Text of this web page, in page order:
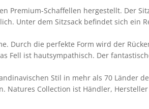
Premium-Schaffellen hergestellt. Der
Unter dem Sitzsack befindet sich ein
Durch die perfekte Form wird der
Fell ist hautsympathisch. Der
Stil in mehr als 70 Länder
Collection ist Händler,